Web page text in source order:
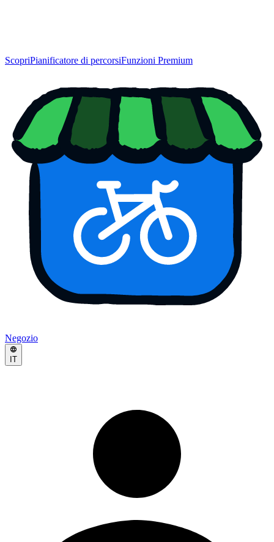
ScopriPianificatore di percorsiFunzioni Premium
Negozio
IT